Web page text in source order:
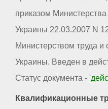
приказом
Украины 22.03.2007 N
Министерством труда и
Украины. Введен в
Статус документа -
Квалификационные